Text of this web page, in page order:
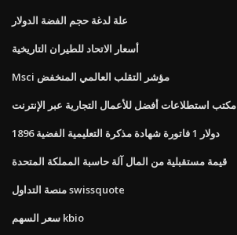
علة لدغة حجم الفضة الدولار
أسعار الاتحاد للطيران التاريخية
Msci مؤشر التقلب العالمي المنخفض
مكتب استطلاعات أفضل للأعمال التجارية عبر الإنترنت
1896 دولار 1 فاتورة شهادة مذكرة التعليمية الفضية
قيمة مستقبلية من المال آلة حاسبة المملكة المتحدة
منصة التداول swissquote
سعر السهم kbio